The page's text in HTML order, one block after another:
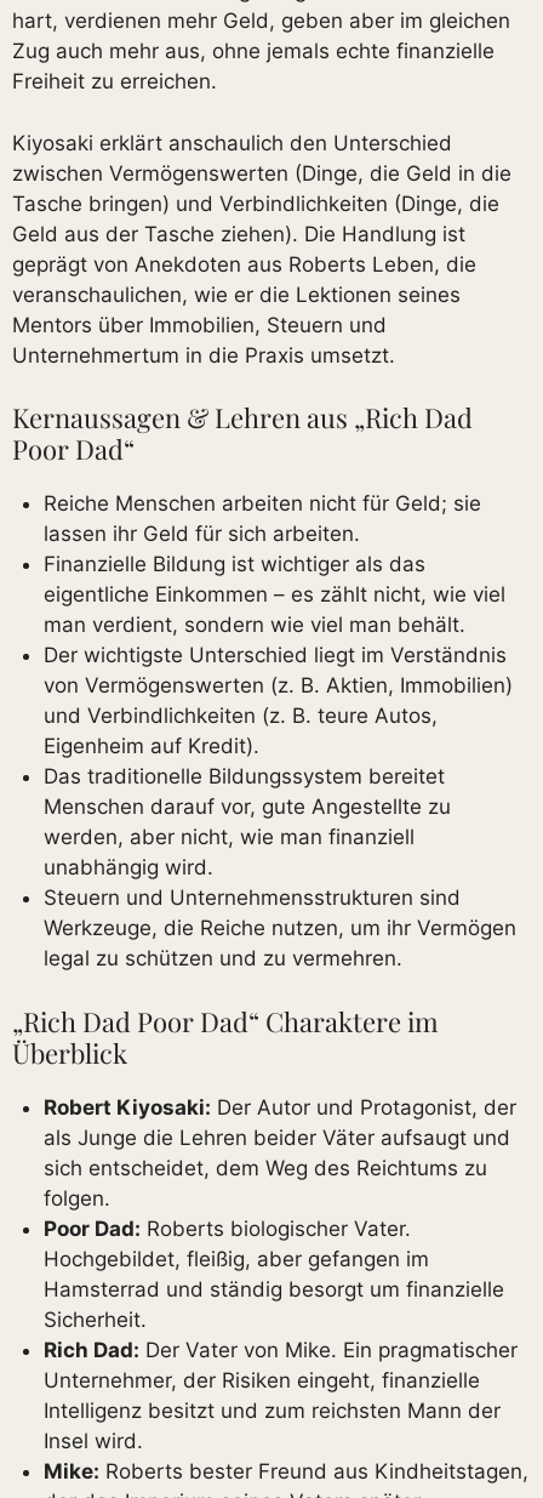
hart, verdienen mehr Geld, geben aber im gleichen
Zug auch mehr aus, ohne jemals echte finanzielle
Freiheit zu erreichen.
Kiyosaki erklärt anschaulich den Unterschied
zwischen Vermögenswerten (Dinge, die Geld in die
Tasche bringen) und Verbindlichkeiten (Dinge, die
Geld aus der Tasche ziehen). Die Handlung ist
geprägt von Anekdoten aus Roberts Leben, die
veranschaulichen, wie er die Lektionen seines
Mentors über Immobilien, Steuern und
Unternehmertum in die Praxis umsetzt.
Kernaussagen & Lehren aus „Rich Dad
Poor Dad“
Reiche Menschen arbeiten nicht für Geld; sie
lassen ihr Geld für sich arbeiten.
Finanzielle Bildung ist wichtiger als das
eigentliche Einkommen – es zählt nicht, wie viel
man verdient, sondern wie viel man behält.
Der wichtigste Unterschied liegt im Verständnis
von Vermögenswerten (z. B. Aktien, Immobilien)
und Verbindlichkeiten (z. B. teure Autos,
Eigenheim auf Kredit).
Das traditionelle Bildungssystem bereitet
Menschen darauf vor, gute Angestellte zu
werden, aber nicht, wie man finanziell
unabhängig wird.
Steuern und Unternehmensstrukturen sind
Werkzeuge, die Reiche nutzen, um ihr Vermögen
legal zu schützen und zu vermehren.
„Rich Dad Poor Dad“ Charaktere im
Überblick
Robert Kiyosaki: Der Autor und Protagonist, der
als Junge die Lehren beider Väter aufsaugt und
sich entscheidet, dem Weg des Reichtums zu
folgen.
Poor Dad: Roberts biologischer Vater.
Hochgebildet, fleißig, aber gefangen im
Hamsterrad und ständig besorgt um finanzielle
Sicherheit.
Rich Dad: Der Vater von Mike. Ein pragmatischer
Unternehmer, der Risiken eingeht, finanzielle
Intelligenz besitzt und zum reichsten Mann der
Insel wird.
Mike: Roberts bester Freund aus Kindheitstagen,